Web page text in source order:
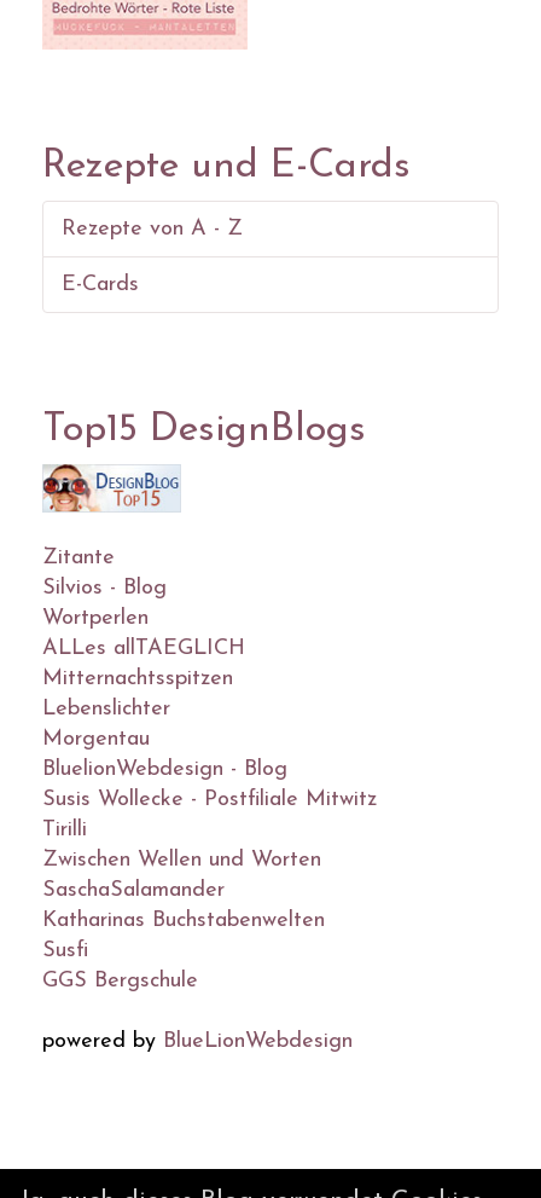
Rezepte und E-Cards
Rezepte von A - Z
E-Cards
Top15 DesignBlogs
Zitante
Silvios - Blog
Wortperlen
ALLes allTAEGLICH
Mitternachtsspitzen
Lebenslichter
Morgentau
BluelionWebdesign - Blog
Susis Wollecke - Postfiliale Mitwitz
Tirilli
Zwischen Wellen und Worten
SaschaSalamander
Katharinas Buchstabenwelten
Susfi
GGS Bergschule
powered by BlueLionWebdesign